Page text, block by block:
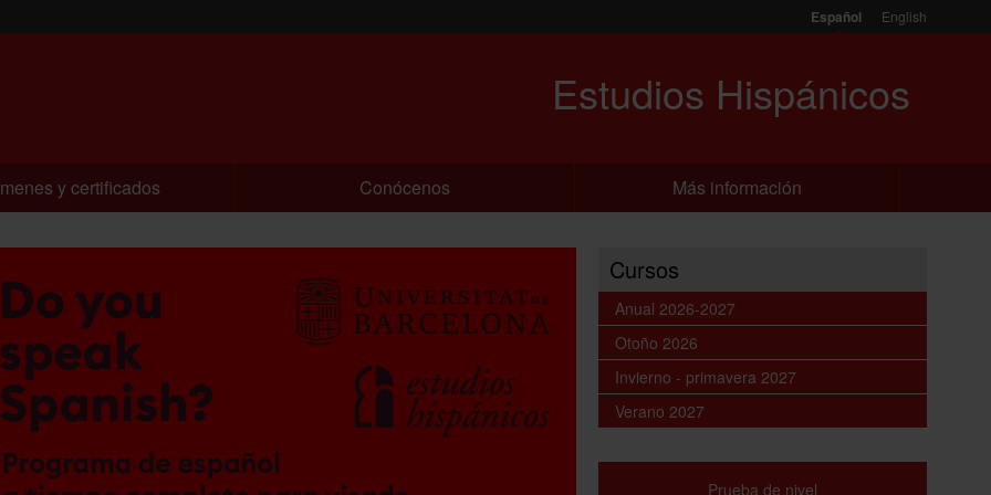
Español English
Estudios Hispánicos
y certificados Conócenos Más información
Cursos
Anual 2026-2027
Otoño 2026
Invierno - primavera 2027
Verano 2027
Prueba de nivel